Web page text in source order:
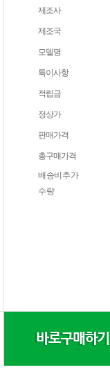
제조사
제조국
모델명
특이사항
적립금
정상가
판매가격
총구매가격
배송비추가
수량